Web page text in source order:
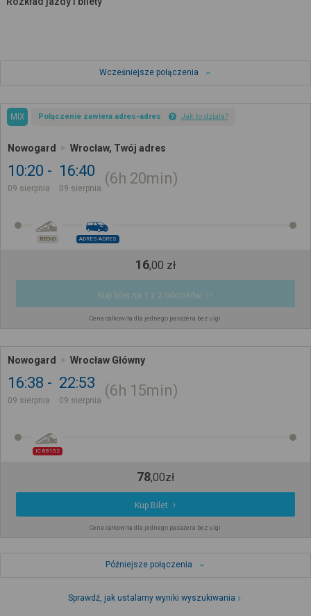
Wcześniejsze połączenia
MIX Połączenie zawiera adres-adres Jak to działa?
Nowogard Wrocław, Twój adres
10:20
09 sierpnia
16:40
09 sierpnia
6h 20min
REGIO ADRES-ADRES
16,00 zł
Kup bilet na 1 z 2 odcinków
Cena całkowita dla jednego pasażera bez ulgi
Nowogard Wrocław Główny
16:38
09 sierpnia
22:53
09 sierpnia
6h 15min
IC 88152
78,00zł
Kup Bilet
Cena całkowita dla jednego pasażera bez ulgi
Późniejsze połączenia
Sprawdź, jak ustalamy wyniki wyszukiwania